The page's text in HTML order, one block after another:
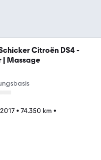
Citroën DS4 -
| Massage
• 74.350 km •